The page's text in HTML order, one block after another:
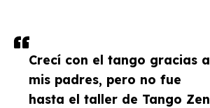
Crecí con el tango gracias a
mis padres, pero no fue
hasta el taller de Tango Zen